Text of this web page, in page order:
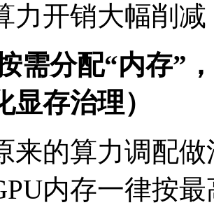
力开销大幅削减
需分配“内存”
显存治理）
来的算力调配
GPU内存一律按